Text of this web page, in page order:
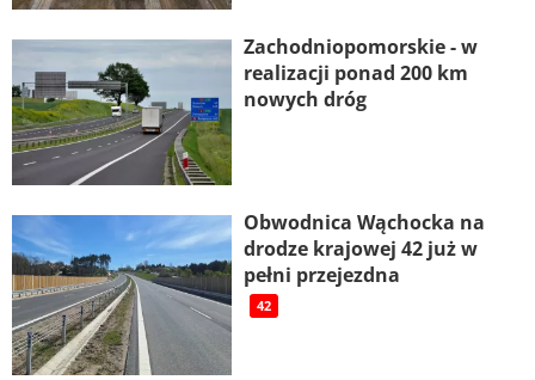
Zachodniopomorskie - w
realizacji ponad 200 km
nowych dróg
Obwodnica Wąchocka na
drodze krajowej 42 już w
pełni przejezdna
42